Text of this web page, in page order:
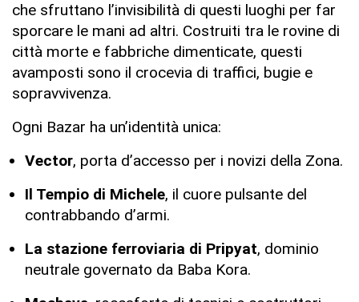
che sfruttano l’invisibilità di questi luoghi per far
sporcare le mani ad altri. Costruiti tra le rovine di
città morte e fabbriche dimenticate, questi
avamposti sono il crocevia di traffici, bugie e
sopravvivenza.
Ogni Bazar ha un’identità unica:
Vector, porta d’accesso per i novizi della Zona.
Il Tempio di Michele, il cuore pulsante del
contrabbando d’armi.
La stazione ferroviaria di Pripyat, dominio
neutrale governato da Baba Kora.